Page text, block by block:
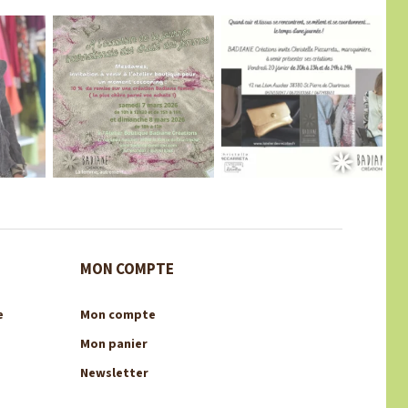
MON COMPTE
Mon compte
Mon panier
Newsletter